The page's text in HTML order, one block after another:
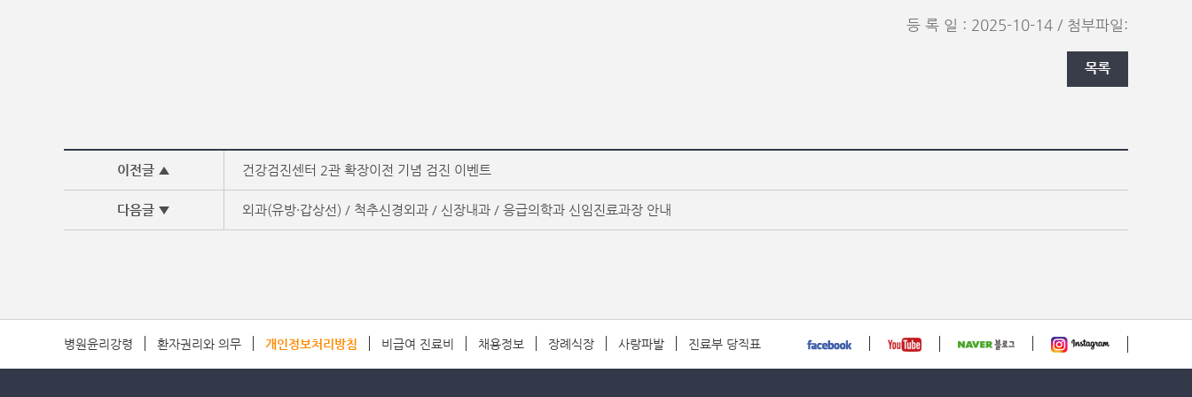
등 록 일 : 2025-10-14 / 첨부파일:
이전글 ▲ 건강검진센터 2관 확장이전 기념 검진 이벤트
다음글 ▼ 외과(유방·갑상선) / 척추신경외과 / 신장내과 / 응급의학과 신임진료과장 안내
병원윤리강령 환자권리와 의무 개인정보처리방침 비급여 진료비 채용정보 장례식장 사랑파발 진료부 당직표